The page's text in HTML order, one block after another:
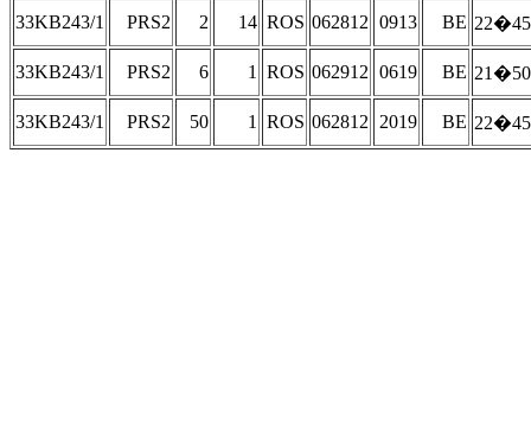
33KB243/1 PRS2 2 14 ROS 062812 0913 BE
33KB243/1 PRS2 6 1 ROS 062912 0619 BE
33KB243/1 PRS2 50 1 ROS 062812 2019 BE